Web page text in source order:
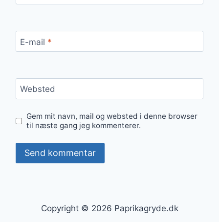
E-mail *
Websted
Gem mit navn, mail og websted i denne browser
til næste gang jeg kommenterer.
Copyright © 2026 Paprikagryde.dk